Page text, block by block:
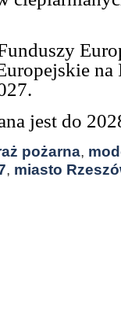
jest do
pożarna,
, miasto